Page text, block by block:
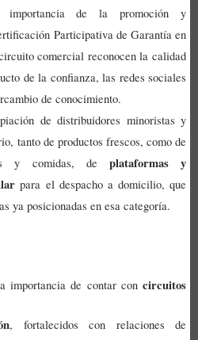
de la promoción y
Participativa de Garantía en
comercial reconocen la calidad
de la confianza, las redes sociales
de conocimiento.
de distribuidores minoristas y
tanto de productos frescos, como de
y comidas, de plataformas y
para el despacho a domicilio, que
ya posicionadas en esa categoría.
importancia de contar con circuitos
, fortalecidos con relaciones de